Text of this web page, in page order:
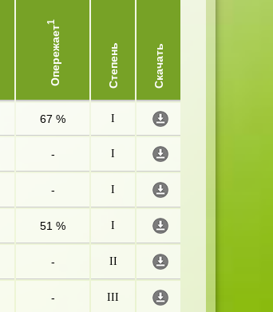
Опережает
1
Степень Скачать
67 % I
- I
- I
51 % I
- II
- III